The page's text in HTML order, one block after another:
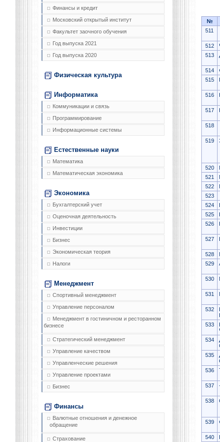
Финансы и кредит
Московский открытый институт
Факультет заочного обучения
Год выпуска 2021
Год выпуска 2020
Физическая культура
Информатика
Коммуникации и связь
Программирование
Информационные системы
Естественные науки
Математика
Математическая экономика
Экономика
Бухгалтерский учет
Оценочная деятельность
Инвестиции
Бизнес
Экономическая теория
Налоги
Менеджмент
Спортивный менеджмент
Управление персоналом
Менеджмент в гостиничном и ресторанном
бизнесе
Стратегический менеджмент
Управление качеством
Управленческие решения
Управление проектами
Бизнес
Финансы
Валютные отношения и денежное
обращение
Страхование
№
511
512
513
514
515
516
517
518
519
520
521
522
523
524
525
526
527
528
529
530
531
532
533
534
535
536
537
538
539
540